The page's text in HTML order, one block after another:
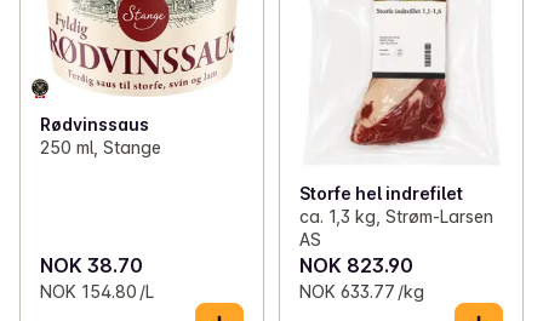
Rødvinssaus
250 ml, Stange
NOK 38.70
NOK 154.80 /L
Storfe hel indrefilet
ca. 1,3 kg, Strøm-Larsen
AS
NOK 823.90
NOK 633.77 /kg